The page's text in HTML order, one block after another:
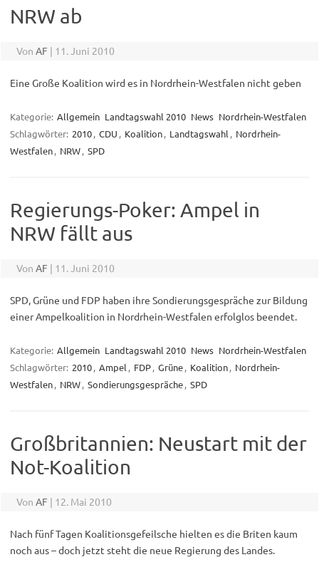
NRW ab
Von AF | 11. Juni 2010
Eine Große Koalition wird es in Nordrhein-Westfalen nicht geben
Kategorie: Allgemein Landtagswahl 2010 News Nordrhein-Westfalen
Schlagwörter: 2010, CDU , Koalition, Landtagswahl , Nordrhein-
Westfalen, NRW, SPD
Regierungs-Poker: Ampel in
NRW fällt aus
Von AF | 11. Juni 2010
SPD, Grüne und FDP haben ihre Sondierungsgespräche zur Bildung
einer Ampelkoalition in Nordrhein-Westfalen erfolglos beendet.
Kategorie: Allgemein Landtagswahl 2010 News Nordrhein-Westfalen
Schlagwörter: 2010, Ampel , FDP, Grüne, Koalition, Nordrhein-
Westfalen, NRW, Sondierungsgespräche, SPD
Großbritannien: Neustart mit der
Not-Koalition
Von AF | 12. Mai 2010
Nach fünf Tagen Koalitionsgefeilsche hielten es die Briten kaum
noch aus – doch jetzt steht die neue Regierung des Landes.